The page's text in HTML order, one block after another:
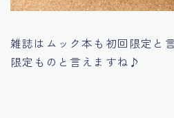
雑誌はムック本も初回限定と
限定ものと言えますね♪